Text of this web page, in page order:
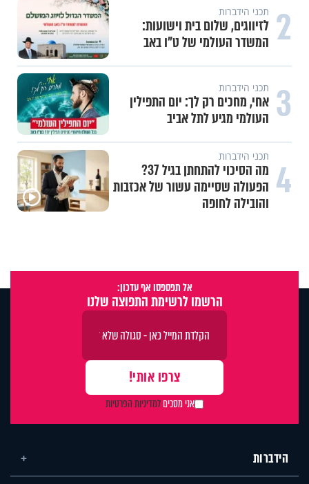
2 תכני הידברות
לזיווגים, שלום בית וישועות:
המשדר העולמי של ט"ו באב
3 תכני הידברות
אחי, מחכים רק לך: יום התפילין
העולמי מגיע לתל אביב
4 תכני הידברות
מה הסיכוי להתחתן בגיל 37?
הפעולה שסיימה עשור של אכזבות
והובילה לחופה
אל תפספסו אף עדכון:
הרשמו לרשימת התפוצה שלנו
אני מסכיםלמדיניות הפרטיות
הידברות